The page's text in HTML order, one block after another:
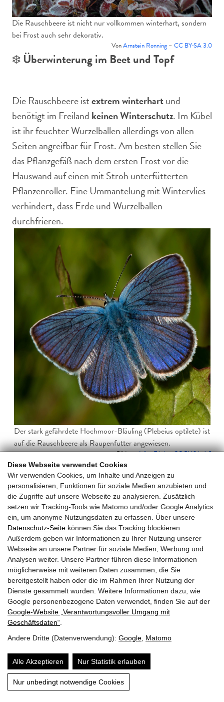
Diese Webseite verwendet Cookies
Wir verwenden Cookies, um Inhalte und Anzeigen zu
personalisieren, Funktionen für soziale Medien anzubieten und
die Zugriffe auf unsere Webseite zu analysieren. Zusätzlich
setzen wir Tracking-Tools wie Matomo und/oder Google Analytics
ein, um anonyme Nutzungsdaten zu erfassen. Über unsere
Datenschutz-Seite können Sie das Tracking blockieren.
Außerdem geben wir Informationen zu Ihrer Nutzung unserer
Webseite an unsere Partner für soziale Medien, Werbung und
Analysen weiter. Unsere Partner führen diese Informationen
möglicherweise mit weiteren Daten zusammen, die Sie
bereitgestellt haben oder die im Rahmen Ihrer Nutzung der
Dienste gesammelt wurden. Weitere Informationen dazu, wie
Google personenbezogene Daten verwendet, finden Sie auf der
Google‑Website „Verantwortungsvoller Umgang mit
Geschäftsdaten“
Andere Dritte (Datenverwendung): Google Matomo
Alle Akzeptieren Nur Statistik erlauben
Nur unbedingt notwendige Cookies
Inhalt
Die Rauschbeere ist nicht nur vollkommen winterhart, sondern
bei Frost auch sehr dekorativ.
VonArnstein Rønning – CC BY-SA 3.0
❄️ Überwinterung im Beet und Topf
Die Rauschbeere istextrem winterhartund
benötigt im Freiland keinen Winterschutz. Im Kübel
ist ihr feuchter Wurzelballen allerdings von allen
Seiten angreifbar für Frost. Am besten stellen Sie
das Pflanzgefäß nach dem ersten Frost vor die
Hauswand auf einen mit Stroh unterfütterten
Pflanzenroller. Eine Ummantelung mit Wintervlies
verhindert, dass Erde und Wurzelballen
durchfrieren.
Der stark gefährdete Hochmoor-Bläuling (Plebeius optilete) ist
auf die Rauschbeere als Raupenfutter angewiesen.
Bild vonJulius Falck–CC BY-SA 4.0
🐝 🦋Ökologische Bedeutung
Die Rauschbeere ist eine wichtige Nahrungsquelle
für 16 Wildbienen-Arten, von denen sich 3 Arten
auf die Blüten spezialisiert haben. Hierzu gehört
auch die stark gefährdeteFelsweiden-Mauerbiene
(Osmia inermis), die in den Hochalpen zu Hause
ist.
Kostbare Schmetterlingsweide
Von unschätzbarem Wert ist die Rauschbeere als